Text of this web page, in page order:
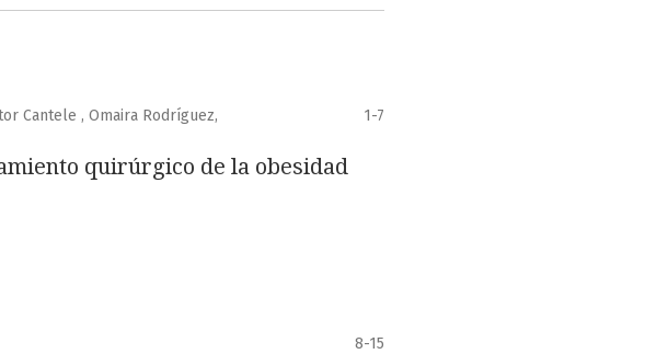
Cantele , Omaira Rodríguez,
1-7
quirúrgico de la obesidad
8-15